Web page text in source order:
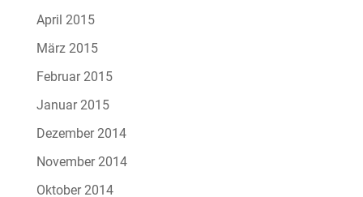
April 2015
März 2015
Februar 2015
Januar 2015
Dezember 2014
November 2014
Oktober 2014